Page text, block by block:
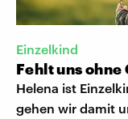
Einzelkind
Fehlt uns
Helena ist
gehen wir damit